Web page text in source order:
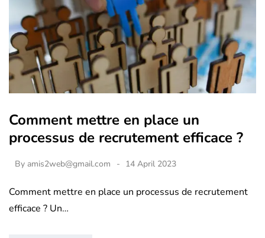
Comment mettre en place un
processus de recrutement efficace ?
By amis2web@gmail.com 14 April 2023
Comment mettre en place un processus de recrutement
efficace ? Un…